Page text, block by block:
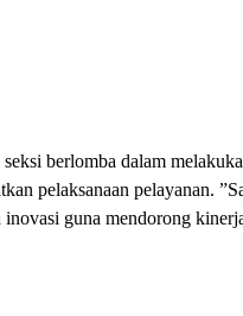
berlomba dalam
pelaksanaan pelayanan.
guna mendorong